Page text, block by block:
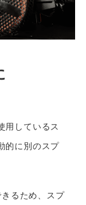
用しているス
的に別のスプ
るため、スプ